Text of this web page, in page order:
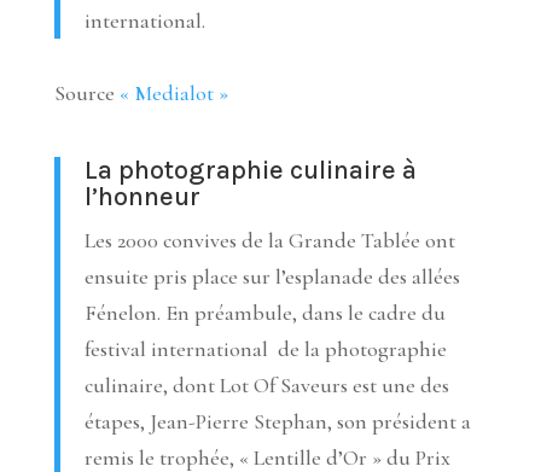
international.
Source « Medialot »
La photographie culinaire à
l’honneur
Les 2000 convives de la Grande Tablée ont
ensuite pris place sur l’esplanade des allées
Fénelon. En préambule, dans le cadre du
festival international de la photographie
culinaire, dont Lot Of Saveurs est une des
étapes, Jean-Pierre Stephan, son président a
remis le trophée, « Lentille d’Or » du Prix